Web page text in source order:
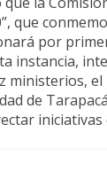
que
por
instancia,
ministerios,
de